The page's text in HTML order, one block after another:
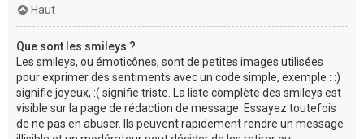
Haut
Que sont les smileys ?
Les smileys, ou émoticônes, sont de petites images utilisées
pour exprimer des sentiments avec un code simple, exemple : :)
signifie joyeux, :( signifie triste. La liste complète des smileys est
visible sur la page de rédaction de message. Essayez toutefois
de ne pas en abuser. Ils peuvent rapidement rendre un message